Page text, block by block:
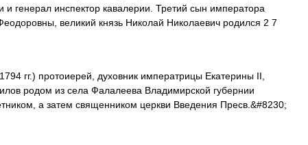
и генерал инспектор кавалерии. Третий сын императора
великий князь Николай Николаевич родился 2 7
гг.) протоиерей, духовник императрицы Екатерины II,
родом из села Фалалеева Владимирской губернии
а затем священником церкви Введения Пресв.&#8230;